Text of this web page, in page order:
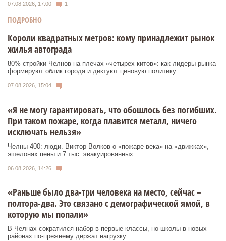
07.08.2026, 17:00 1
ПОДРОБНО
Короли квадратных метров: кому принадлежит рынок
жилья автограда
80% стройки Челнов на плечах «четырех китов»: как лидеры рынка
формируют облик города и диктуют ценовую политику.
07.08.2026, 15:04
«Я не могу гарантировать, что обошлось без погибших.
При таком пожаре, когда плавится металл, ничего
исключать нельзя»
Челны-400: люди. Виктор Волков о «пожаре века» на «движках»,
эшелонах пены и 7 тыс. эвакуированных.
06.08.2026, 14:26
«Раньше было два-три человека на место, сейчас –
полтора-два. Это связано с демографической ямой, в
которую мы попали»
В Челнах сократился набор в первые классы, но школы в новых
районах по-прежнему держат нагрузку.